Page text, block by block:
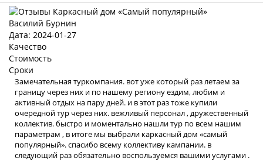
Василий Бурнин
Дата: 2024-01-27
Качество
Стоимость
Сроки
Замечательная туркомпания. вот уже который раз летаем за
границу через них и по нашему региону ездим, любим и
активный отдых на пару дней. и в этот раз тоже купили
очередной тур через них. вежливый персонал , дружественный
коллектив. быстро и моментально нашли тур по всем нашим
параметрам , в итоге мы выбрали каркасный дом «самый
популярный». спасибо всему коллективу кампании. в
следующий раз обязательно воспользуемся вашими услугами .